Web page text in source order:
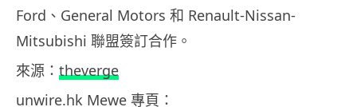
Ford、General Motors 和 Renault-Nissan-
Mitsubishi 聯盟簽訂合作。
來源： theverge
unwire.hk Mewe 專頁：